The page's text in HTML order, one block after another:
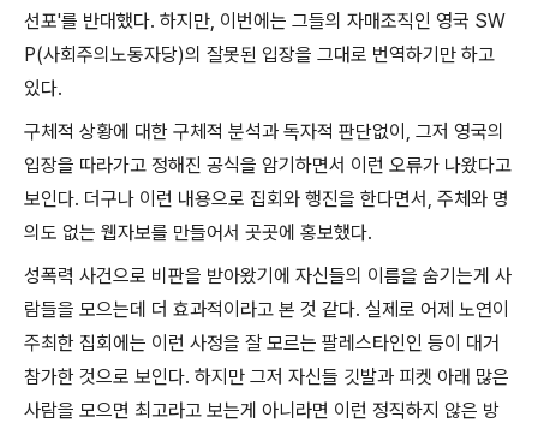
선포'를 반대했다. 하지만, 이번에는 그들의 자매조직인 영국 SW
P(사회주의노동자당)의 잘못된 입장을 그대로 번역하기만 하고
있다.
구체적 상황에 대한 구체적 분석과 독자적 판단없이 , 그저 영국의
입장을 따라가고 정해진 공식을 암기하면서 이런 오류가 나왔다고
보인다. 더구나 이런 내용으로 집회와 행진을 한다면서, 주체와 명
의도 없는 웹자보를 만들어서 곳곳에 홍보했다.
성폭력 사건으로 비판을 받아왔기에 자신들의 이름을 숨기는게 사
람들을 모으는데 더 효과적이라고 본 것 같다. 실제로 어제 노연이
주최한 집회에는 이런 사정을 잘 모르는 팔레스타인인 등이 대거
참가한 것으로 보인다. 하지만 그저 자신들 깃발과 피켓 아래 많은
사람을 모으면 최고라고 보는게 아니라면 이런 정직하지 않은 방